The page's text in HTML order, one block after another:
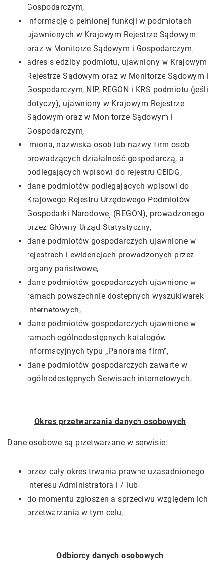
Gospodarczym,
informację o pełnionej funkcji w podmiotach
ujawnionych w Krajowym Rejestrze Sądowym
oraz w Monitorze Sądowym i Gospodarczym,
adres siedziby podmiotu, ujawniony w Krajowym
Rejestrze Sądowym oraz w Monitorze Sądowym i
Gospodarczym, NIP, REGON i KRS podmiotu (jeśli
dotyczy), ujawniony w Krajowym Rejestrze
Sądowym oraz w Monitorze Sądowym i
Gospodarczym,
imiona, nazwiska osób lub nazwy firm osób
prowadzących działalność gospodarczą, a
podlegających wpisowi do rejestru CEIDG,
dane podmiotów podlegających wpisowi do
Krajowego Rejestru Urzędowego Podmiotów
Gospodarki Narodowej (REGON), prowadzonego
przez Główny Urząd Statystyczny,
dane podmiotów gospodarczych ujawnione w
rejestrach i ewidencjach prowadzonych przez
organy państwowe,
dane podmiotów gospodarczych ujawnione w
ramach powszechnie dostępnych wyszukiwarek
internetowych,
dane podmiotów gospodarczych ujawnione w
ramach ogólnodostępnych katalogów
informacyjnych typu „Panorama firm”,
dane podmiotów gospodarczych zawarte w
ogólnodostępnych Serwisach internetowych.
Okres przetwarzania danych osobowych
Dane osobowe są przetwarzane w serwisie:
przez cały okres trwania prawne uzasadnionego
interesu Administratora i / lub
do momentu zgłoszenia sprzeciwu względem ich
przetwarzania w tym celu,
Odbiorcy danych osobowych